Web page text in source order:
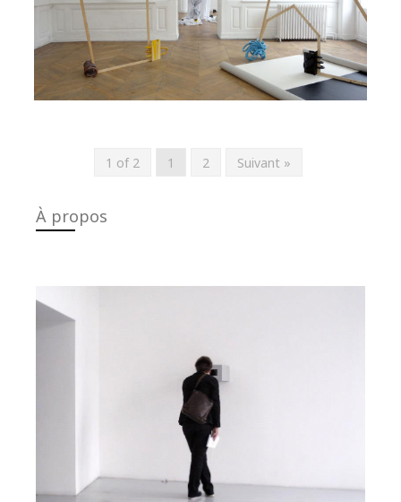
1 of 2 1 2 Suivant »
À propos